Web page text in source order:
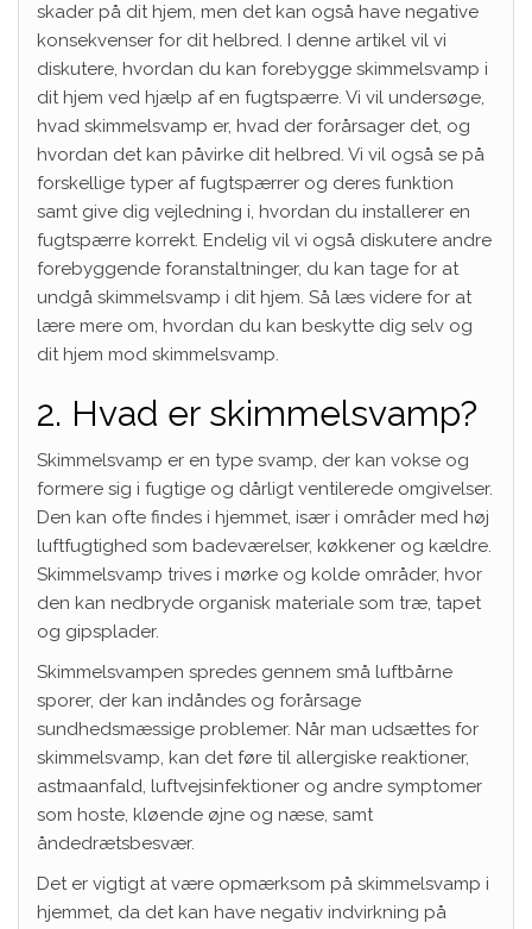
skader på dit hjem, men det kan også have negative
konsekvenser for dit helbred. I denne artikel vil vi
diskutere, hvordan du kan forebygge skimmelsvamp i
dit hjem ved hjælp af en fugtspærre. Vi vil undersøge,
hvad skimmelsvamp er, hvad der forårsager det, og
hvordan det kan påvirke dit helbred. Vi vil også se på
forskellige typer af fugtspærrer og deres funktion
samt give dig vejledning i, hvordan du installerer en
fugtspærre korrekt. Endelig vil vi også diskutere andre
forebyggende foranstaltninger, du kan tage for at
undgå skimmelsvamp i dit hjem. Så læs videre for at
lære mere om, hvordan du kan beskytte dig selv og
dit hjem mod skimmelsvamp.
2. Hvad er skimmelsvamp?
Skimmelsvamp er en type svamp, der kan vokse og
formere sig i fugtige og dårligt ventilerede omgivelser.
Den kan ofte findes i hjemmet, især i områder med høj
luftfugtighed som badeværelser, køkkener og kældre.
Skimmelsvamp trives i mørke og kolde områder, hvor
den kan nedbryde organisk materiale som træ, tapet
og gipsplader.
Skimmelsvampen spredes gennem små luftbårne
sporer, der kan indåndes og forårsage
sundhedsmæssige problemer. Når man udsættes for
skimmelsvamp, kan det føre til allergiske reaktioner,
astmaanfald, luftvejsinfektioner og andre symptomer
som hoste, kløende øjne og næse, samt
åndedrætsbesvær.
Det er vigtigt at være opmærksom på skimmelsvamp i
hjemmet, da det kan have negativ indvirkning på